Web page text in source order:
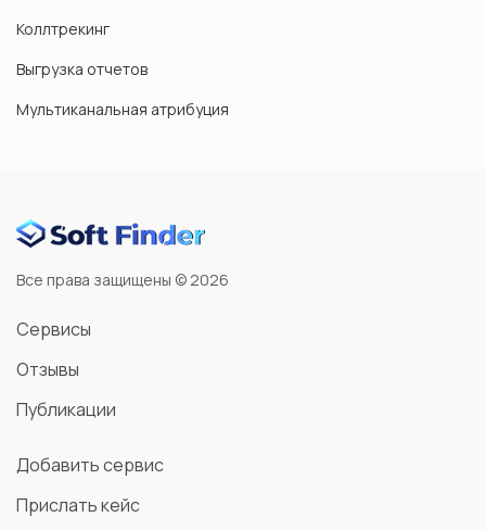
Коллтрекинг
Выгрузка отчетов
Мультиканальная атрибуция
Все права защищены © 2026
Сервисы
Отзывы
Публикации
Добавить сервис
Прислать кейс